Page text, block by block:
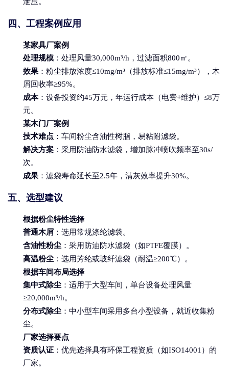
四、工程案例应用
某家具厂案例
处理规模 ：处理风量30,000m³/h，过滤面积800㎡。
效果 ：粉尘排放浓度≤10mg/m³（排放标准≤15mg/m³），木
屑回收率≥95%。
成本：设备投资约45万元，年运行成本（电费+维护）≤8万
元。
某木门厂案例
技术难点 ：车间粉尘含油性树脂，易粘附滤袋。
解决方案 ：采用防油防水滤袋，增加脉冲喷吹频率至30s/
次。
成果 ：滤袋寿命延长至2.5年，清灰效率提升30%。
五、选型建议
根据粉尘特性选择
普通木屑 ：选用常规涤纶滤袋。
含油性粉尘 ：采用防油防水滤袋（如PTFE覆膜）。
高温粉尘 ：选用芳纶或玻纤滤袋（耐温≥200℃）。
根据车间布局选择
集中式除尘 ：适用于大型车间，单台设备处理风量
≥20,000m³/h。
分布式除尘 ：中小型车间采用多台小型设备，就近收集粉
尘。
厂家选择要点
资质认证 ：优先选择具有环保工程资质（如ISO14001）的
厂家。